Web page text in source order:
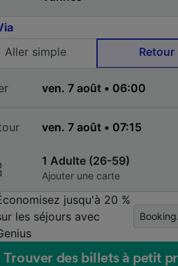
Aller simple
Retour
1 Adulte (26-59)
Ajouter une carte
jusqu'à 20 %
les séjours avec
Trouver des billets à petit